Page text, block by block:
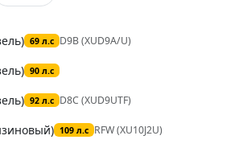
69 л.с D9B (XUD9A/U)
90 л.с
92 л.с D8C (XUD9UTF)
109 л.с RFW (XU10J2U)